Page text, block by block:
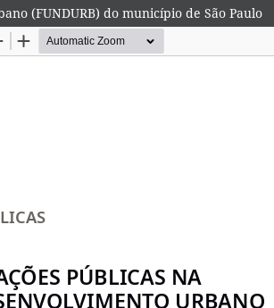
(FUNDURB) do município de São Paulo